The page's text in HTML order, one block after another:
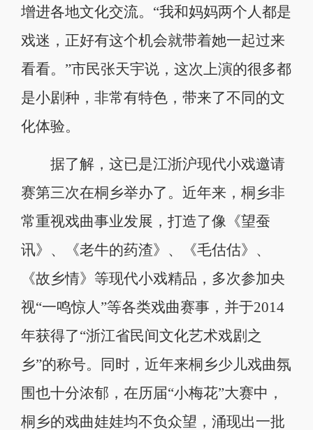
增进各地文化交流。“我和妈妈两个人都是
戏迷，正好有这个机会就带着她一起过来
看看。”市民张天宇说，这次上演的很多都
是小剧种，非常有特色，带来了不同的文
化体验。
据了解，这已是江浙沪现代小戏邀请
赛第三次在桐乡举办了。近年来，桐乡非
常重视戏曲事业发展，打造了像《望蚕
讯》、《老牛的药渣》、《毛估估》、
《故乡情》等现代小戏精品，多次参加央
视“一鸣惊人”等各类戏曲赛事，并于2014
年获得了“浙江省民间文化艺术戏剧之
乡”的称号。同时，近年来桐乡少儿戏曲氛
围也十分浓郁，在历届“小梅花”大赛中，
桐乡的戏曲娃娃均不负众望，涌现出一批